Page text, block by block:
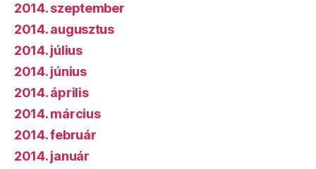
2014. szeptember
2014. augusztus
2014. július
2014. június
2014. április
2014. március
2014. február
2014. január